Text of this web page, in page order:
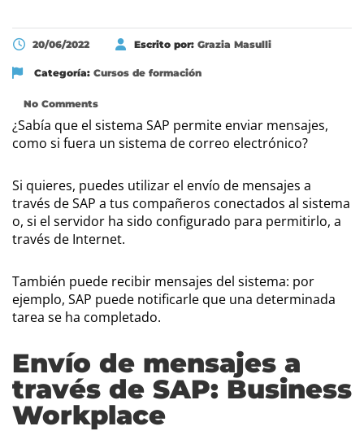
20/06/2022 Escrito por: Grazia Masulli
Categoría: Cursos de formación
No Comments
¿Sabía que el sistema SAP permite enviar mensajes,
como si fuera un sistema de correo electrónico?
Si quieres, puedes utilizar el envío de mensajes a
través de SAP a tus compañeros conectados al sistema
o, si el servidor ha sido configurado para permitirlo, a
través de Internet.
También puede recibir mensajes del sistema: por
ejemplo, SAP puede notificarle que una determinada
tarea se ha completado.
Envío de mensajes a
través de SAP: Business
Workplace